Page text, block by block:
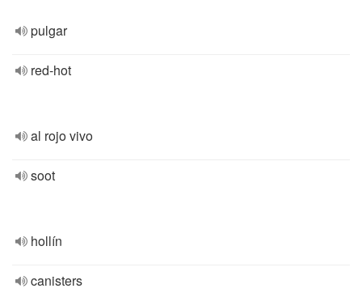
pulgar
red-hot
al rojo vivo
soot
hollín
canisters